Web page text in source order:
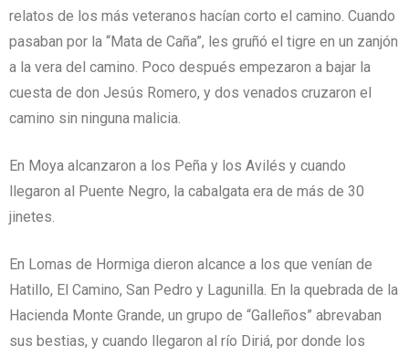
relatos de los más veteranos hacían corto el camino. Cuando
pasaban por la “Mata de Caña”, les gruñó el tigre en un zanjón
a la vera del camino. Poco después empezaron a bajar la
cuesta de don Jesús Romero, y dos venados cruzaron el
camino sin ninguna malicia.
En Moya alcanzaron a los Peña y los Avilés y cuando
llegaron al Puente Negro, la cabalgata era de más de 30
jinetes.
En Lomas de Hormiga dieron alcance a los que venían de
Hatillo, El Camino, San Pedro y Lagunilla. En la quebrada de la
Hacienda Monte Grande, un grupo de “Galleños” abrevaban
sus bestias, y cuando llegaron al río Diriá, por donde los